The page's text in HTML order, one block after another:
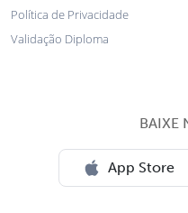
Política de Privacidade
Validação Diploma
BAIXE
App Store